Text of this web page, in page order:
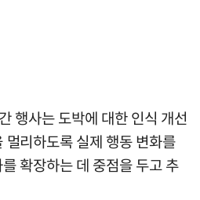
행사는 도박에 대한 인식 개선
멀리하도록 실제 행동 변화를
확장하는 데 중점을 두고 추